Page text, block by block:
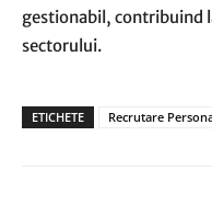
gestionabil, contribuind
sectorului.
ETICHETE Recrutare